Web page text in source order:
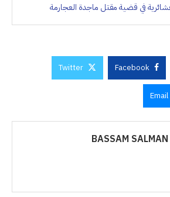
في قضية مقتل ماجدة العجارمة
Facebook
Twitter
Email
BASSAM SALMAN